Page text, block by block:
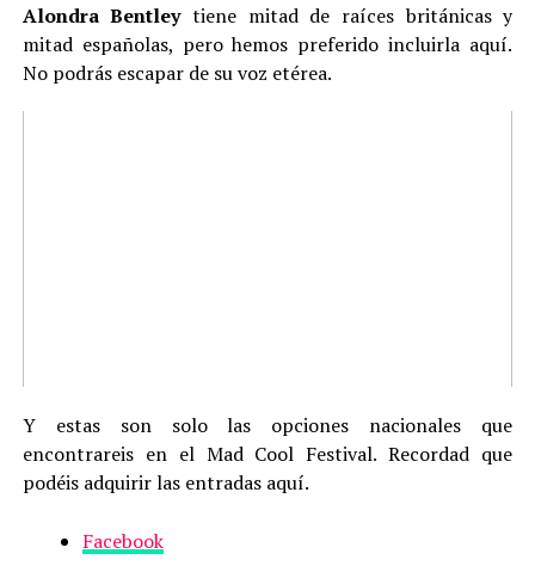
Alondra Bentleytiene mitad de raíces británicas y
mitad españolas, pero hemos preferido incluirla aquí.
No podrás escapar de su voz etérea.
Y estas son solo las opciones nacionales que
encontrareis en el Mad Cool Festival. Recordad que
podéis adquirir las entradas aquí.
Facebook